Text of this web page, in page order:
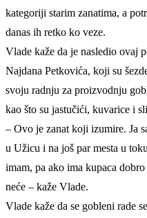
kategoriji starim zanatima, a
danas ih retko ko veze.
Vlade kaže da je nasledio ovaj
Najdana Petkovića, koji su
svoju radnju za proizvodnju
kao što su jastučići, kuvarice i
– Ovo je zanat koji izumire. Ja
u Užicu i na još par mesta u
imam, pa ako ima kupaca
neće – kaže Vlade.
Vlade kaže da se gobleni rade